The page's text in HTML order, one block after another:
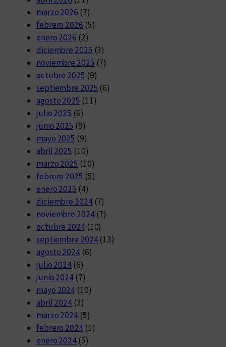
marzo 2026 (7)
febrero 2026 (5)
enero 2026 (2)
diciembre 2025 (3)
noviembre 2025 (7)
octubre 2025 (9)
septiembre 2025 (6)
agosto 2025 (11)
julio 2025 (6)
junio 2025 (9)
mayo 2025 (9)
abril 2025 (10)
marzo 2025 (10)
febrero 2025 (5)
enero 2025 (4)
diciembre 2024(7)
noviembre 2024(7)
octubre 2024(10)
septiembre 2024(13)
agosto 2024(6)
julio 2024 (6)
junio 2024 (7)
mayo 2024 (10)
abril 2024 (3)
marzo 2024 (5)
febrero 2024(1)
enero 2024 (5)